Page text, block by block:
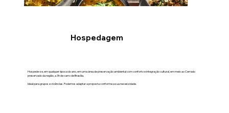
Hospedagem
Hospede-se, em qualquer época do ano, em uma área de preservação ambiental com conforto e integração cultural, em meio ao Cerrado
preservado da região, a 3h de carro de Brasília.
Ideal para grupos e vivências. Podemos adaptar a proposta conforme a sua necessidade.